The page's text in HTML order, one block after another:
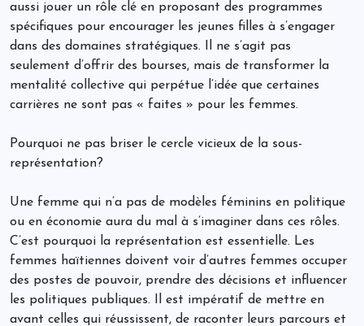
aussi jouer un rôle clé en proposant des programmes
spécifiques pour encourager les jeunes filles à s’engager
dans des domaines stratégiques. Il ne s’agit pas
seulement d’offrir des bourses, mais de transformer la
mentalité collective qui perpétue l’idée que certaines
carrières ne sont pas « faites » pour les femmes.
Pourquoi ne pas briser le cercle vicieux de la sous-
représentation?
Une femme qui n’a pas de modèles féminins en politique
ou en économie aura du mal à s’imaginer dans ces rôles.
C’est pourquoi la représentation est essentielle. Les
femmes haïtiennes doivent voir d’autres femmes occuper
des postes de pouvoir, prendre des décisions et influencer
les politiques publiques. Il est impératif de mettre en
avant celles qui réussissent, de raconter leurs parcours et